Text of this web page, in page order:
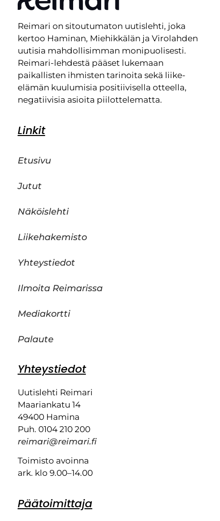
Reimari on sitoutumaton uutislehti, joka
kertoo Haminan, Miehikkälän ja Virolahden
uutisia mahdollisimman monipuolisesti.
Reimari-lehdestä pääset lukemaan
paikallisten ihmisten tarinoita sekä liike-
elämän kuulumisia positiivisella otteella,
negatiivisia asioita piilottelematta.
Linkit
Etusivu
Jutut
Näköislehti
Liikehakemisto
Yhteystiedot
Ilmoita Reimarissa
Mediakortti
Palaute
Yhteystiedot
Uutislehti Reimari
Maariankatu 14
49400 Hamina
Puh. 0104 210 200
reimari@reimari.fi
Toimisto avoinna
ark. klo 9.00–14.00
Päätoimittaja